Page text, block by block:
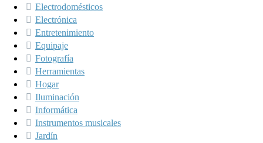
Electrodomésticos
Electrónica
Entretenimiento
Equipaje
Fotografía
Herramientas
Hogar
Iluminación
Informática
Instrumentos musicales
Jardín